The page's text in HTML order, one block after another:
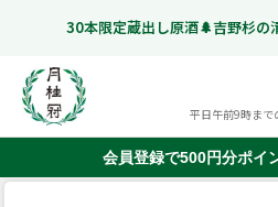
30本限定蔵出し原酒🌲吉野杉の
平日午前9時まで
会員登録で500円分ポイ